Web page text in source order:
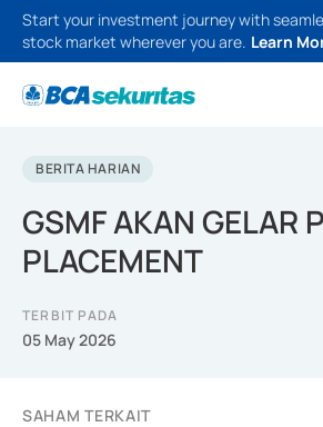
Start your investment journey with
stock market wherever you are. Learn
BERITA HARIAN
GSMF AKAN GELAR
PLACEMENT
TERBIT PADA
05 May 2026
SAHAM TERKAIT